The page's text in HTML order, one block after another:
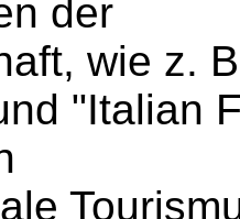
der
wie z.
"Italian